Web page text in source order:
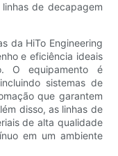
de decapagem
da HiTo Engineering
e eficiência ideais
O equipamento é
sistemas de
que garantem
disso, as linhas de
de alta qualidade
em um ambiente